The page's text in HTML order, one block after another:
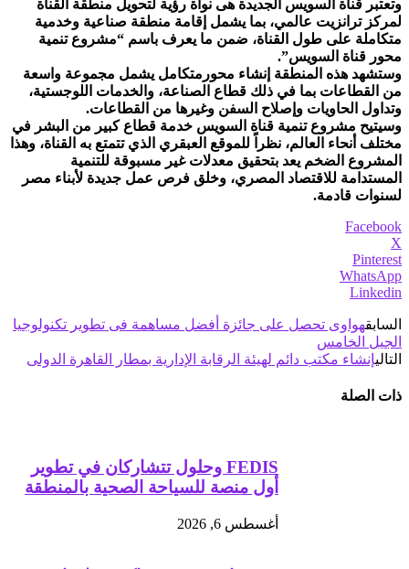
وتعتبر قناة السويس الجديدة هى نواة رؤية لتحويل منطقة القناة
لمركز ترانزيت عالمي، بما يشمل إقامة منطقة صناعية وخدمية
متكاملة على طول القناة، ضمن ما يعرف باسم “مشروع تنمية
محور قناة السويس”.
وستشهد هذه المنطقة إنشاء محورمتكامل يشمل مجموعة واسعة
من القطاعات بما في ذلك قطاع الصناعة، والخدمات اللوجستية،
وتداول الحاويات وإصلاح السفن وغيرها من القطاعات.
وسيتيح مشروع تنمية قناة السويس خدمة قطاع كبير من البشر في
مختلف أنحاء العالم، نظراً للموقع العبقري الذي تتمتع به القناة، وهذا
المشروع الضخم يعد بتحقيق معدلات غير مسبوقة للتنمية
المستدامة للاقتصاد المصري، وخلق فرص عمل جديدة لأبناء مصر
لسنوات قادمة.
Facebook
X
Pinterest
WhatsApp
Linkedin
السابقهواوى تحصل على جائزة أفضل مساهمة فى تطوير تكنولوجيا
الجيل الخامس
التاليإنشاء مكتب دائم لهيئة الرقابة الإدارية بمطار القاهرة الدولى
ذات الصلة
FEDIS وحلول تتشاركان في تطوير
أول منصة للسياحة الصحية بالمنطقة
أغسطس 6, 2026